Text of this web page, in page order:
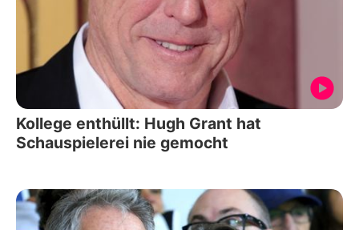
Kollege enthüllt: Hugh Grant hat
Schauspielerei nie gemocht